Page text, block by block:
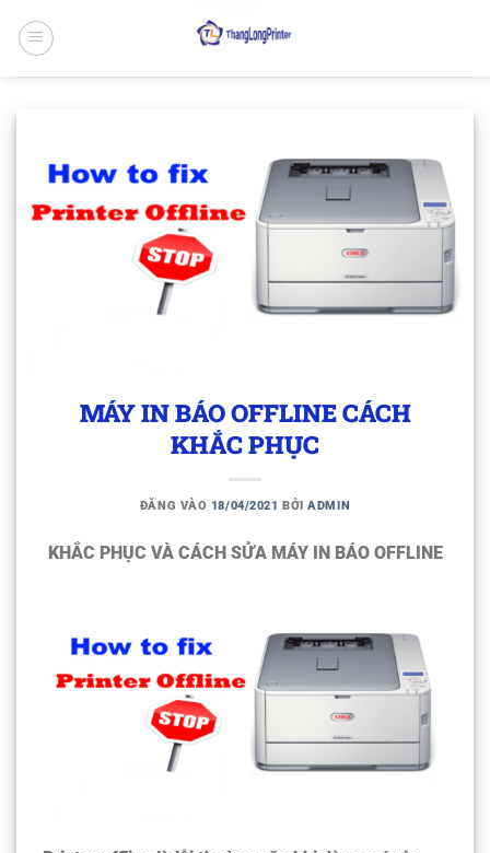
qua
MÁY IN BÁO OFFLINE CÁCH
KHẮC PHỤC
ĐĂNG VÀO 18/04/2021 BỞIADMIN
KHẮC PHỤC VÀ CÁCH SỬA MÁY IN BÁO OFFLINE